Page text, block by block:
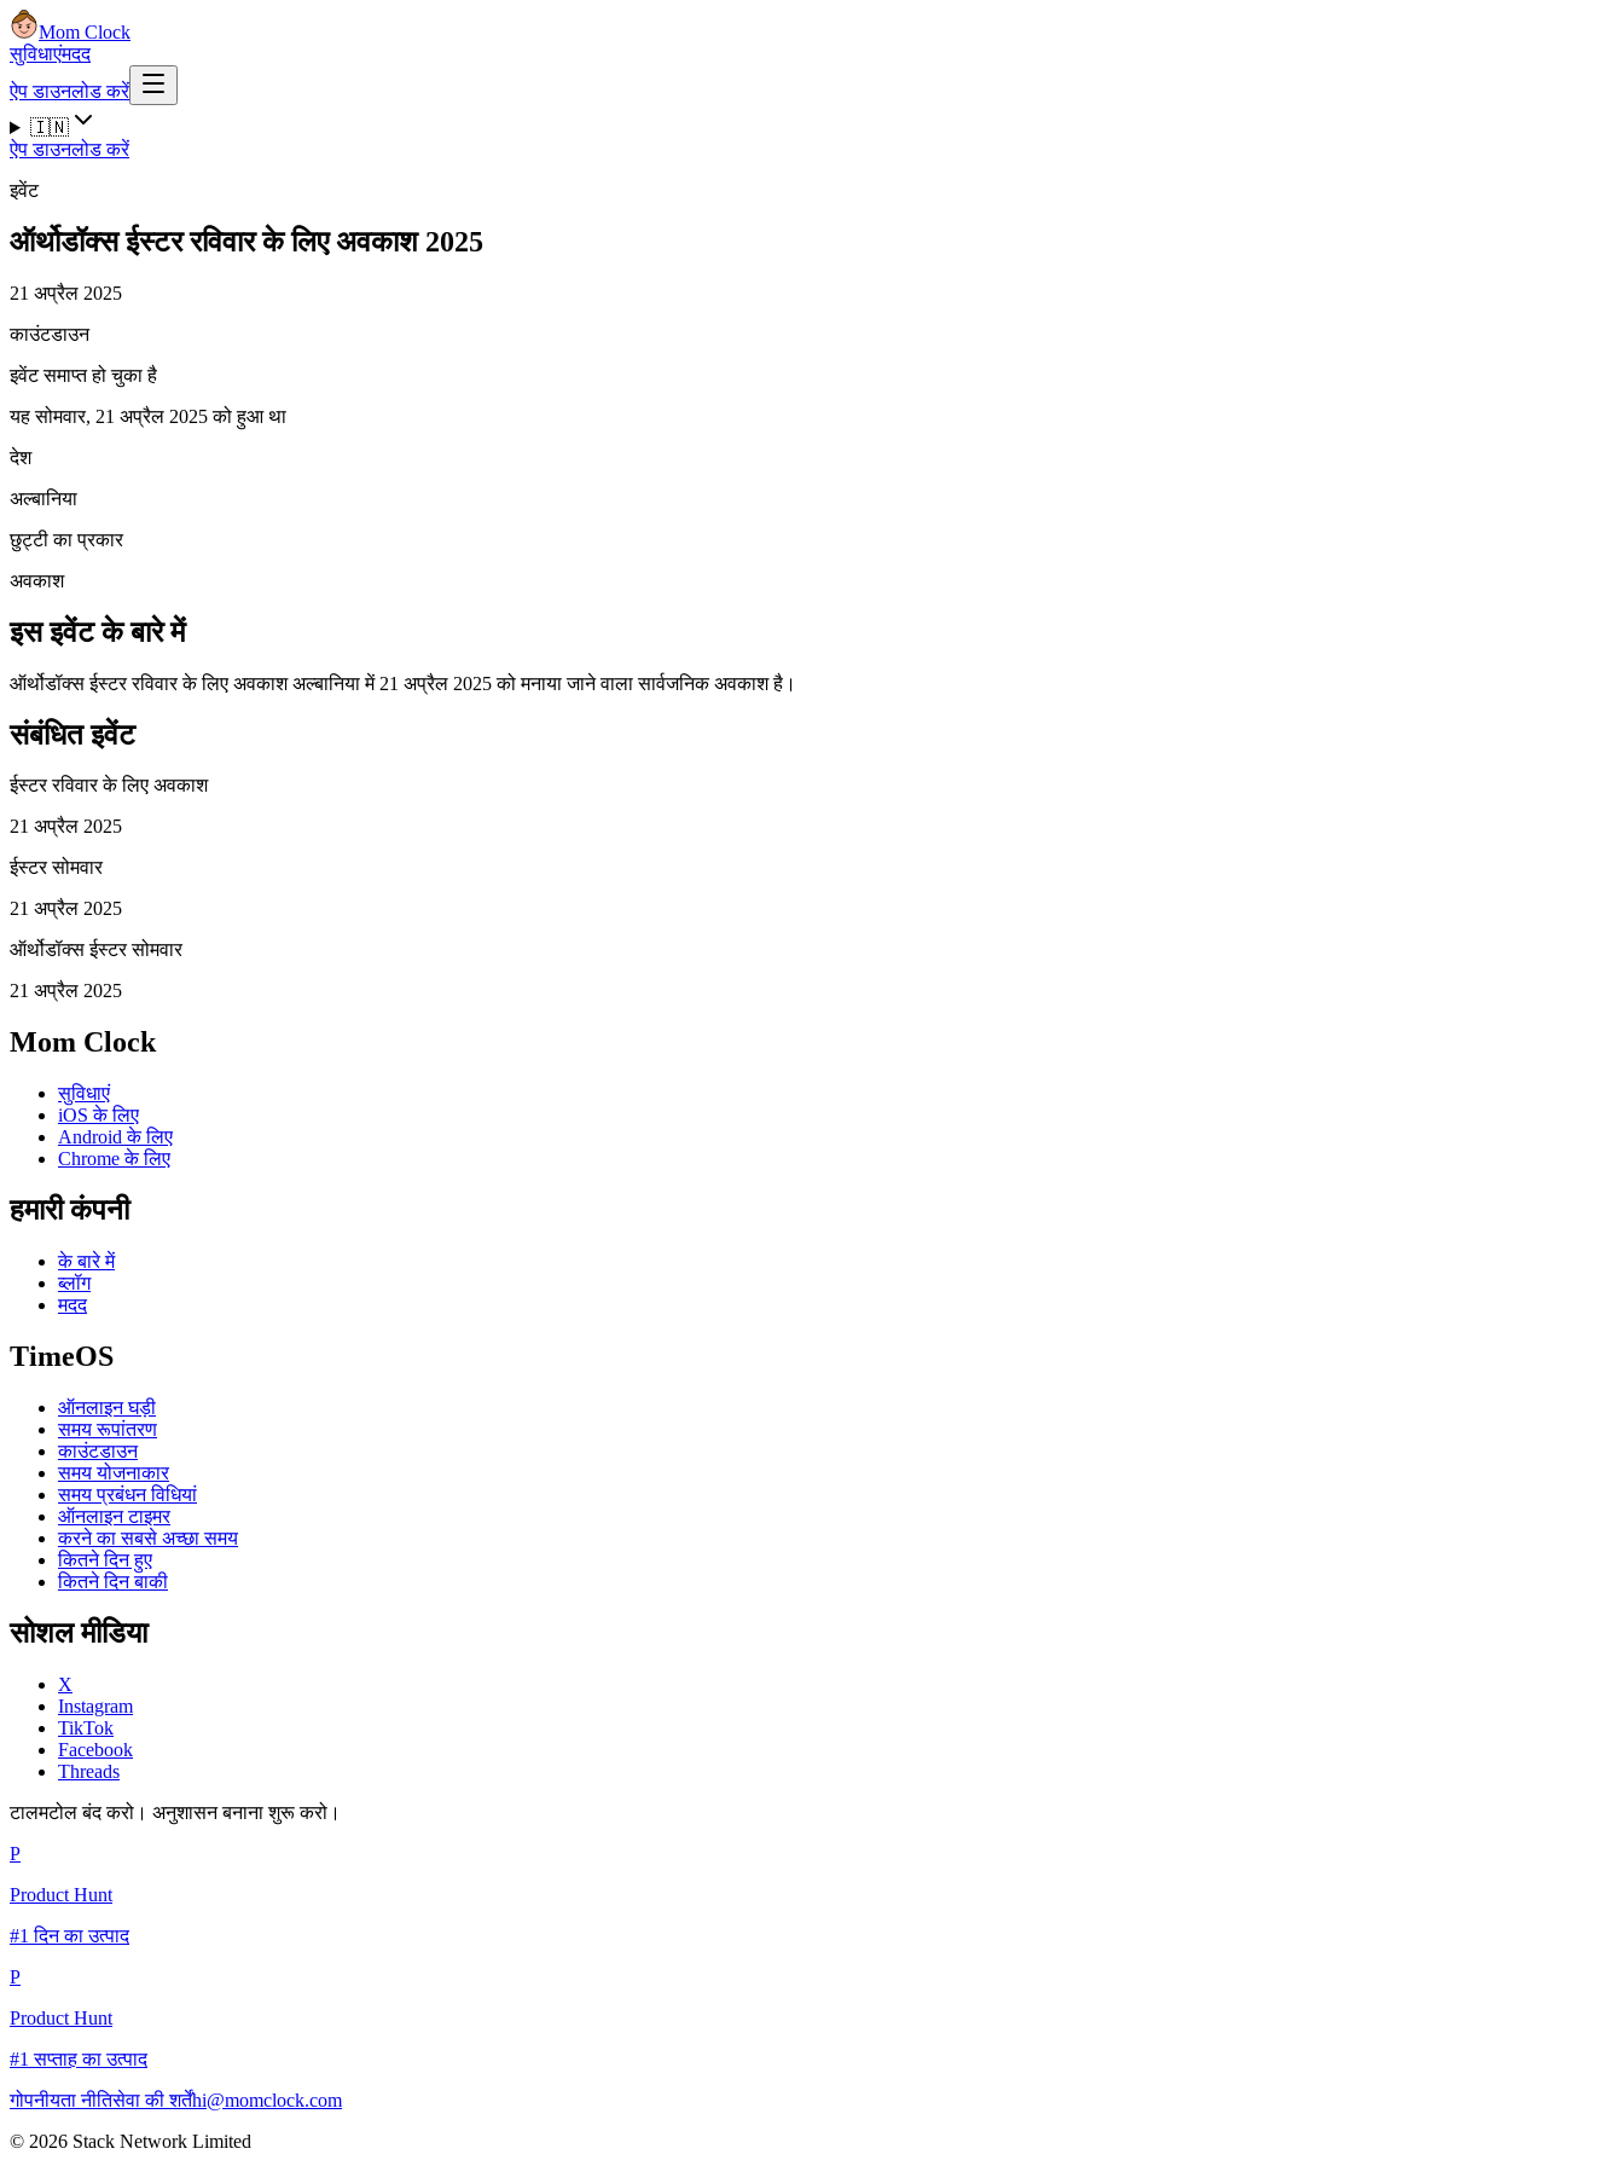
Mom Clock
सुविधाएंमदद
ऐप डाउनलोड करें
🇮🇳
ऐप डाउनलोड करें
इवेंट
ऑर्थोडॉक्स ईस्टर रविवार के लिए अवकाश 2025
21 अप्रैल 2025
काउंटडाउन
इवेंट समाप्त हो चुका है
यह सोमवार, 21 अप्रैल 2025 को हुआ था
देश
अल्बानिया
छुट्टी का प्रकार
अवकाश
इस इवेंट के बारे में
ऑर्थोडॉक्स ईस्टर रविवार के लिए अवकाश अल्बानिया में 21 अप्रैल 2025 को मनाया जाने वाला सार्वजनिक अवकाश है।
संबंधित इवेंट
ईस्टर रविवार के लिए अवकाश
21 अप्रैल 2025
ईस्टर सोमवार
21 अप्रैल 2025
ऑर्थोडॉक्स ईस्टर सोमवार
21 अप्रैल 2025
Mom Clock
सुविधाएं
iOS के लिए
Android के लिए
Chrome के लिए
हमारी कंपनी
के बारे में
ब्लॉग
मदद
TimeOS
ऑनलाइन घड़ी
समय रूपांतरण
काउंटडाउन
समय योजनाकार
समय प्रबंधन विधियां
ऑनलाइन टाइमर
करने का सबसे अच्छा समय
कितने दिन हुए
कितने दिन बाकी
सोशल मीडिया
X
Instagram
TikTok
Facebook
Threads
टालमटोल बंद करो। अनुशासन बनाना शुरू करो।
P
Product Hunt
#1 दिन का उत्पाद
P
Product Hunt
#1 सप्ताह का उत्पाद
गोपनीयता नीतिसेवा की शर्तेंhi@momclock.com
© 2026 Stack Network Limited